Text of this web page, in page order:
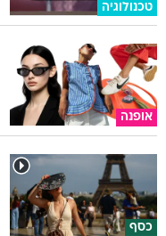
טכנולוגיה
אופנה
כסף